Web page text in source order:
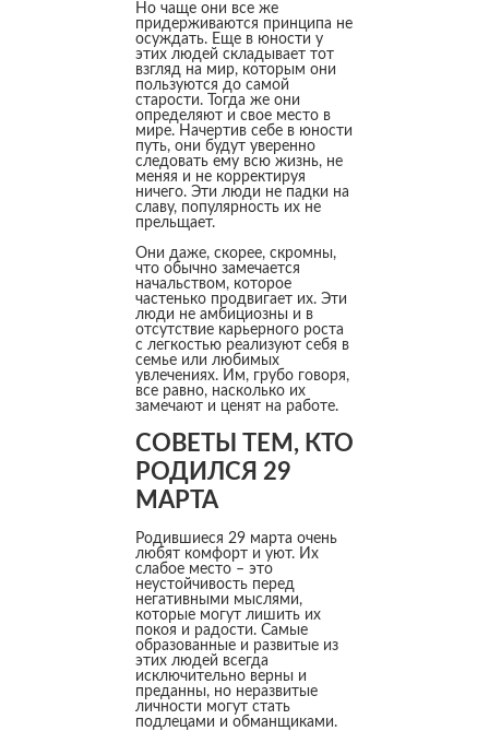
Но чаще они все же
придерживаются принципа не
осуждать. Еще в юности у
этих людей складывает тот
взгляд на мир, которым они
пользуются до самой
старости. Тогда же они
определяют и свое место в
мире. Начертив себе в юности
путь, они будут уверенно
следовать ему всю жизнь, не
меняя и не корректируя
ничего. Эти люди не падки на
славу, популярность их не
прельщает.
Они даже, скорее, скромны,
что обычно замечается
начальством, которое
частенько продвигает их. Эти
люди не амбициозны и в
отсутствие карьерного роста
с легкостью реализуют себя в
семье или любимых
увлечениях. Им, грубо говоря,
все равно, насколько их
замечают и ценят на работе.
СОВЕТЫ ТЕМ, КТО
РОДИЛСЯ 29
МАРТА
Родившиеся 29 марта очень
любят комфорт и уют. Их
слабое место – это
неустойчивость перед
негативными мыслями,
которые могут лишить их
покоя и радости. Самые
образованные и развитые из
этих людей всегда
исключительно верны и
преданны, но неразвитые
личности могут стать
подлецами и обманщиками.